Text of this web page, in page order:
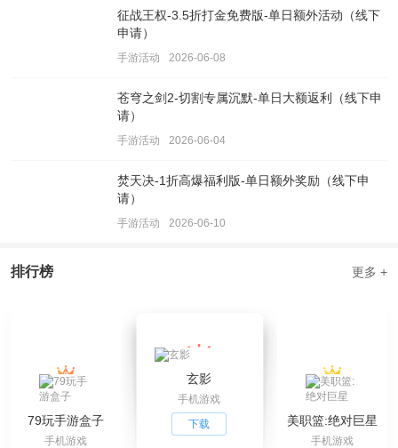
征战王权-3.5折打金免费版-单日额外活动（线下
申请）
手游活动 2026-06-08
苍穹之剑2-切割专属沉默-单日大额返利（线下申
请）
手游活动 2026-06-04
焚天决-1折高爆福利版-单日额外奖励（线下申
请）
手游活动 2026-06-10
排行榜 更多 +
79玩手游盒子
手机游戏
玄影
手机游戏
下载
美职篮:绝对巨星
手机游戏